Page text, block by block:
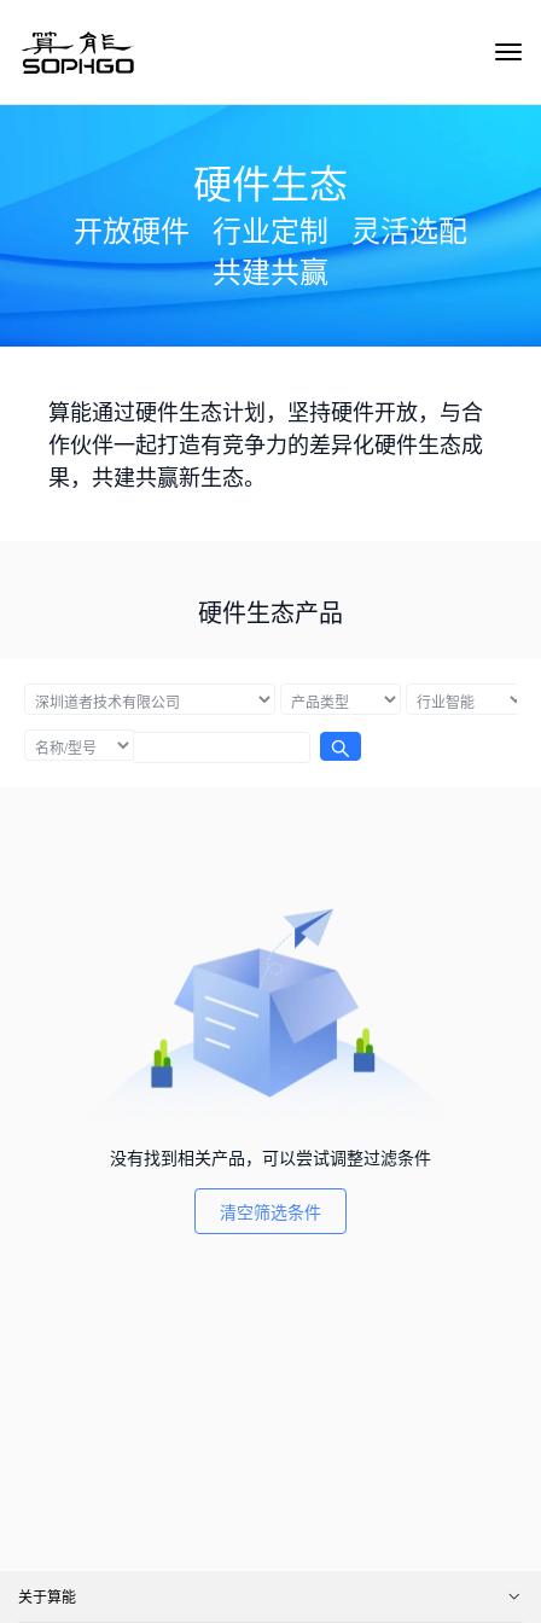
硬件生态
开放硬件 行业定制
灵活选配
共建共赢
算能通过硬件生态计划，坚持硬件开放，与合
作伙伴一起打造有竞争力的差异化硬件生态成
果，共建共赢新生态。
硬件生态产品
没有找到相关产品，可以尝试调整过滤条件
清空筛选条件
关于算能